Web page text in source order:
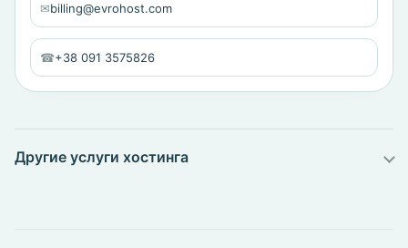
✉billing@evrohost.com
☎+38 091 3575826
Другие услуги хостинга